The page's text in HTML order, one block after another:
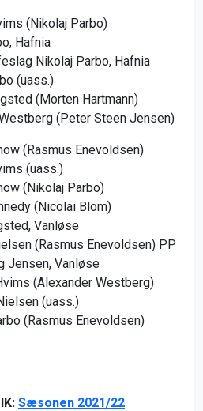
(Nikolaj Parbo)
Hafnia
Nikolaj Parbo, Hafnia
(uass.)
(Morten Hartmann)
(Peter Steen Jensen)
(Rasmus Enevoldsen)
(uass.)
(Nikolaj Parbo)
(Nicolai Blom)
Vanløse
(Rasmus Enevoldsen) PP
Jensen, Vanløse
(Alexander Westberg)
(uass.)
(Rasmus Enevoldsen)
Sæsonen 2021/22